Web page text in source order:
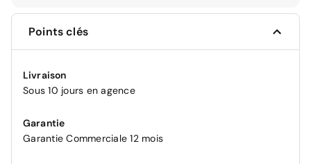
Points clés
Livraison
Sous 10 jours en agence
Garantie
Garantie Commerciale 12 mois